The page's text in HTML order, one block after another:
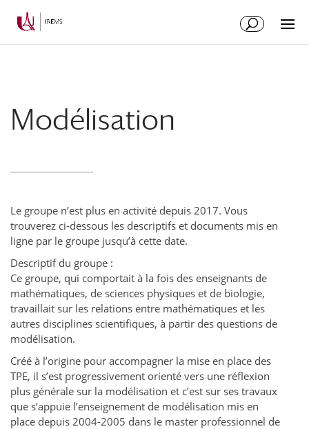
Modélisation
Le groupe n’est plus en activité depuis 2017. Vous
trouverez ci-dessous les descriptifs et documents mis en
ligne par le groupe jusqu’à cette date.
Descriptif du groupe :
Ce groupe, qui comportait à la fois des enseignants de
mathématiques, de sciences physiques et de biologie,
travaillait sur les relations entre mathématiques et les
autres disciplines scientifiques, à partir des questions de
modélisation.
Créé à l’origine pour accompagner la mise en place des
TPE, il s’est progressivement orienté vers une réflexion
plus générale sur la modélisation et c’est sur ses travaux
que s’appuie l’enseignement de modélisation mis en
place depuis 2004-2005 dans le master professionnel de